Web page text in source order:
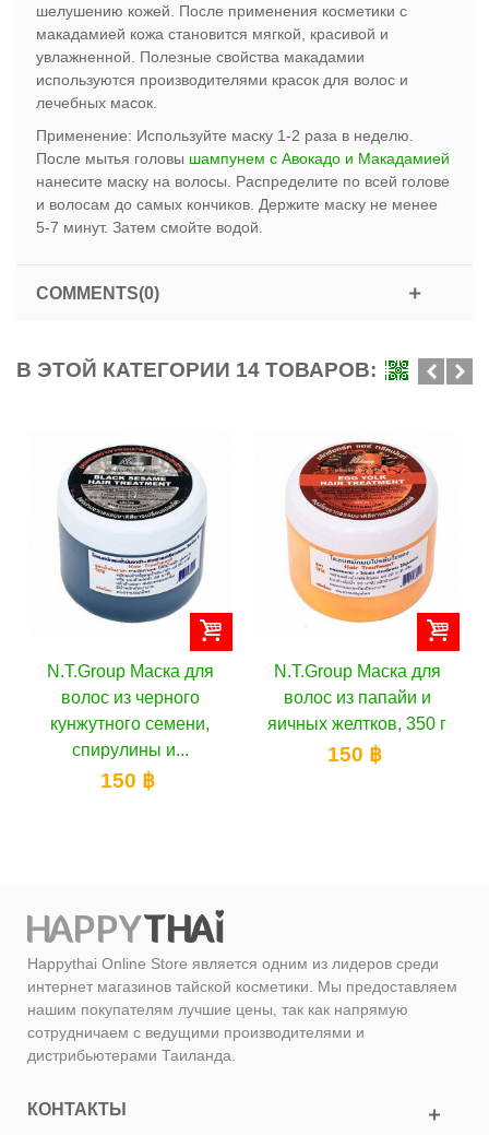
шелушению кожей. После применения косметики с
макадамией кожа становится мягкой, красивой и
увлажненной. Полезные свойства макадамии
используются производителями красок для волос и
лечебных масок.
Применение: Используйте маску 1-2 раза в неделю.
После мытья головы шампунем с Авокадо и Макадамией
нанесите маску на волосы. Распределите по всей голове
и волосам до самых кончиков. Держите маску не менее
5-7 минут. Затем смойте водой.
COMMENTS(0)
В ЭТОЙ КАТЕГОРИИ 14 ТОВАРОВ:
N.T.Group Маска для
волос из папайи и
яичных желтков, 350 г
150 ฿
N.T.Group Маска для
волос кокосовая, 350 г
150 ฿
Happythai Online Store является одним из лидеров среди
интернет магазинов тайской косметики. Мы предоставляем
нашим покупателям лучшие цены, так как напрямую
сотрудничаем с ведущими производителями и
дистрибьютерами Таиланда.
КОНТАКТЫ